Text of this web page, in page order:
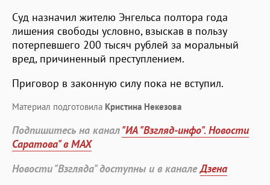
Суд назначил жителю Энгельса полтора года
лишения свободы условно, взыскав в пользу
потерпевшего 200 тысяч рублей за моральный
вред, причиненный преступлением.
Приговор в законную силу пока не вступил.
Материал подготовила Кристина Некезова
Подпишитесь на канал"ИА "Взгляд-инфо". Новости
Саратова" в MAX
Новости "Взгляда" доступны и в каналеДзена